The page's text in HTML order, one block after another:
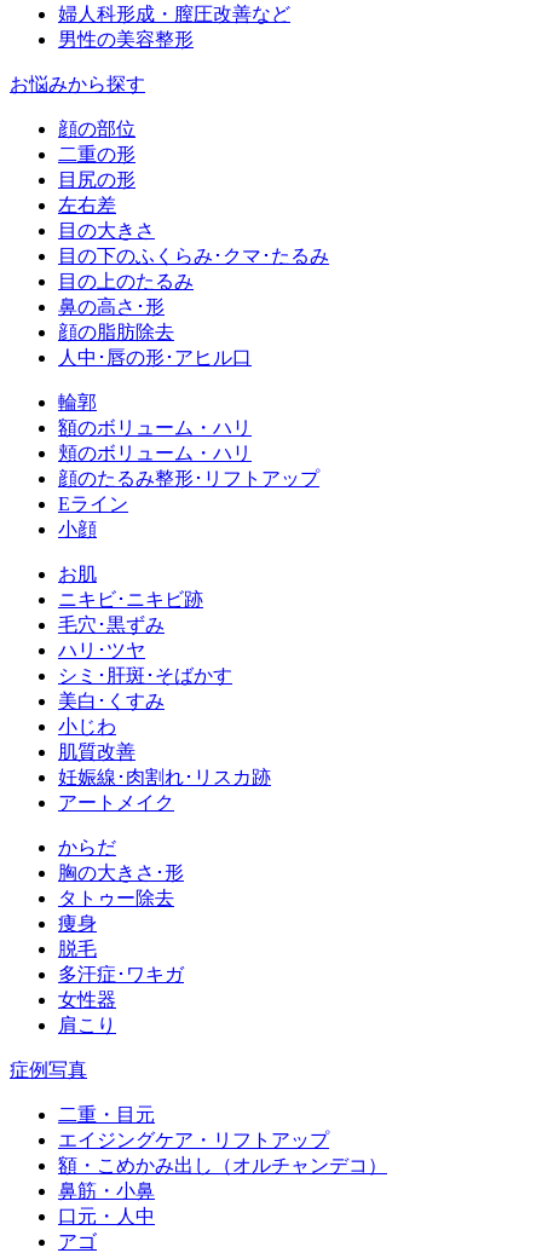
婦人科形成・膣圧改善など
男性の美容整形
お悩みから探す
顔の部位
二重の形
目尻の形
左右差
目の大きさ
目の下のふくらみ･クマ･たるみ
目の上のたるみ
鼻の高さ･形
顔の脂肪除去
人中･唇の形･アヒル口
輪郭
額のボリューム・ハリ
頬のボリューム・ハリ
顔のたるみ整形･リフトアップ
Eライン
小顔
お肌
ニキビ･ニキビ跡
毛穴･黒ずみ
ハリ･ツヤ
シミ･肝斑･そばかす
美白･くすみ
小じわ
肌質改善
妊娠線･肉割れ･リスカ跡
アートメイク
からだ
胸の大きさ･形
タトゥー除去
痩身
脱毛
多汗症･ワキガ
女性器
肩こり
症例写真
二重・目元
エイジングケア・リフトアップ
額・こめかみ出し（オルチャンデコ）
鼻筋・小鼻
口元・人中
アゴ